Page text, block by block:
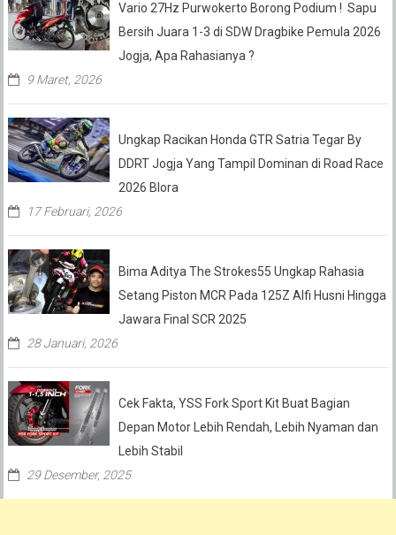
Vario 27Hz Purwokerto Borong Podium ! Sapu
Bersih Juara 1-3 di SDW Dragbike Pemula 2026
Jogja, Apa Rahasianya ?
9 Maret, 2026
Ungkap Racikan Honda GTR Satria Tegar By
DDRT Jogja Yang Tampil Dominan di Road Race
2026 Blora
17 Februari, 2026
Bima Aditya The Strokes55 Ungkap Rahasia
Setang Piston MCR Pada 125Z Alfi Husni Hingga
Jawara Final SCR 2025
28 Januari, 2026
Cek Fakta, YSS Fork Sport Kit Buat Bagian
Depan Motor Lebih Rendah, Lebih Nyaman dan
Lebih Stabil
29 Desember, 2025